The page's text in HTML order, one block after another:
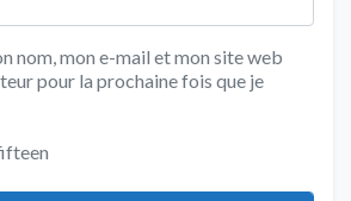
nom, mon e-mail et mon site web
pour la prochaine fois que je